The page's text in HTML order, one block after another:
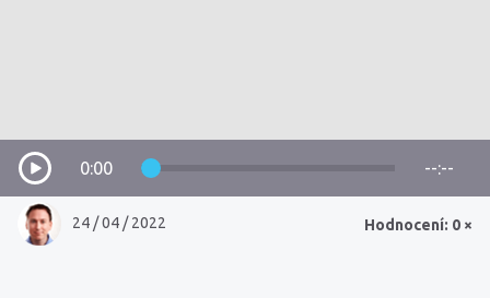
24 / 04 / 2022 Hodnocení: 0 ×
0:00 --:--